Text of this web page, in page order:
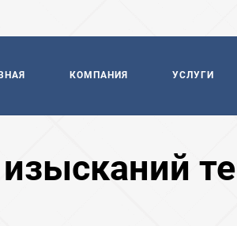
КОМПАНИЯ УСЛУГИ